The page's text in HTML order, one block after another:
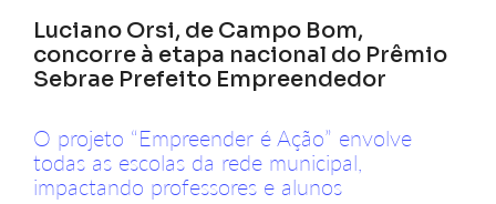
Luciano Orsi, de Campo Bom,
concorre à etapa nacional do Prêmio
Sebrae Prefeito Empreendedor
O projeto “Empreender é Ação” envolve
todas as escolas da rede municipal,
impactando professores e alunos